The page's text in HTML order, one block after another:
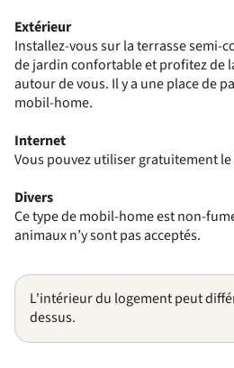
Extérieur
Installez-vous sur la terrasse semi-
de jardin confortable et profitez de
autour de vous. Il y a une place de
mobil-home.
Internet
Vous pouvez utiliser gratuitement
Divers
Ce type de mobil-home est non-
animaux n’y sont pas acceptés.
L'intérieur du logement peut
dessus.